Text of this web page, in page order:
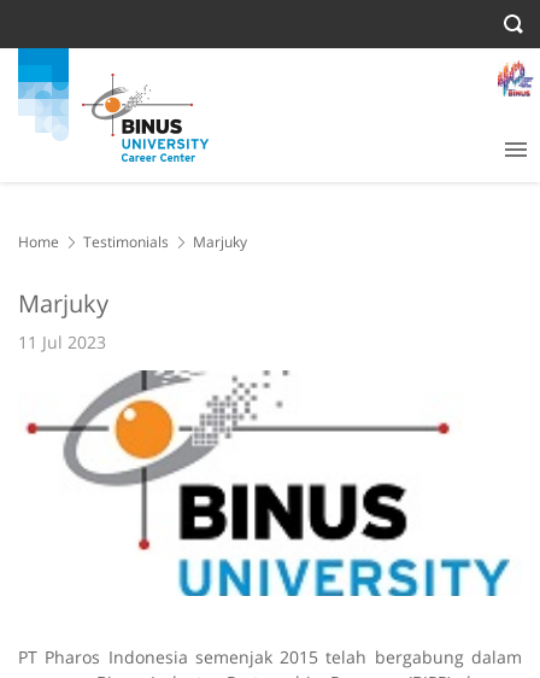
Home Testimonials Marjuky
Marjuky
11 Jul 2023
PT Pharos Indonesia semenjak 2015 telah bergabung dalam